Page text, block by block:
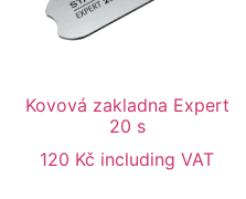
Kovová zakladna Expert
20 s
120 Kč including VAT